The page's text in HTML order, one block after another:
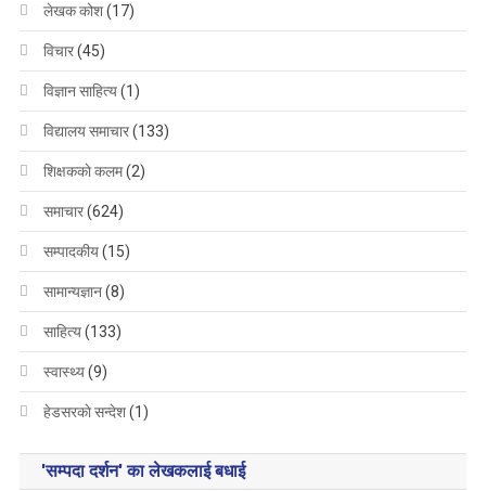
लेखक कोश(17)
विचार(45)
विज्ञान साहित्य(1)
विद्यालय समाचार(133)
शिक्षककाे कलम(2)
समाचार(624)
सम्पादकीय(15)
सामान्यज्ञान(8)
साहित्य(133)
स्वास्थ्य(9)
हेडसरकाे सन्देश(1)
'सम्पदा दर्शन' का लेखकलाई बधाई